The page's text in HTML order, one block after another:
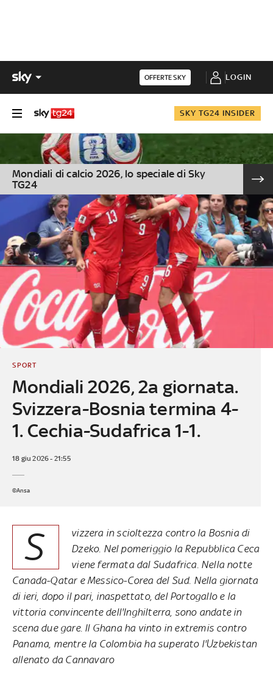
OFFERTE SKY LOGIN
SKY TG24 INSIDER
Mondiali di calcio 2026, lo speciale di Sky
TG24
Mondiali 2026, 2a giornata.
Svizzera-Bosnia termina 4-
1. Cechia-Sudafrica 1-1.
SPORT
18 giu 2026 - 21:55
©Ansa
S
vizzera in scioltezza contro la Bosnia di
Dzeko. Nel pomeriggio la Repubblica Ceca
viene fermata dal Sudafrica. Nella notte
Canada-Qatar e Messico-Corea del Sud. Nella giornata
di ieri, dopo il pari, inaspettato, del Portogallo e la
vittoria convincente dell'Inghilterra, sono andate in
scena due gare. Il Ghana ha vinto in extremis contro
Panama, mentre la Colombia ha superato l'Uzbekistan
allenato da Cannavaro